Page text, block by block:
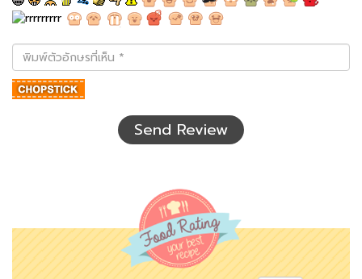
พิมพ์
ตัว
อักษร
ที่
Send Review